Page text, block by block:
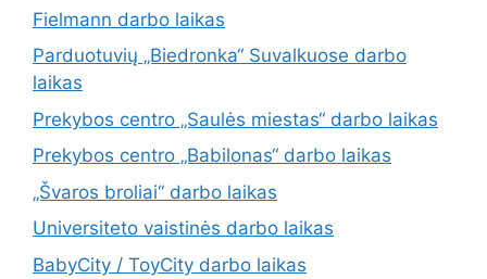
Fielmann darbo laikas
Parduotuvių „Biedronka“ Suvalkuose darbo
laikas
Prekybos centro „Saulės miestas“ darbo laikas
Prekybos centro „Babilonas“ darbo laikas
„Švaros broliai“ darbo laikas
Universiteto vaistinės darbo laikas
BabyCity / ToyCity darbo laikas